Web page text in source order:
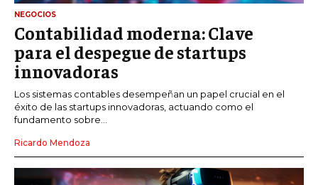
NEGOCIOS
Contabilidad moderna: Clave
para el despegue de startups
innovadoras
Los sistemas contables desempeñan un papel crucial en el
éxito de las startups innovadoras, actuando como el
fundamento sobre...
Ricardo Mendoza